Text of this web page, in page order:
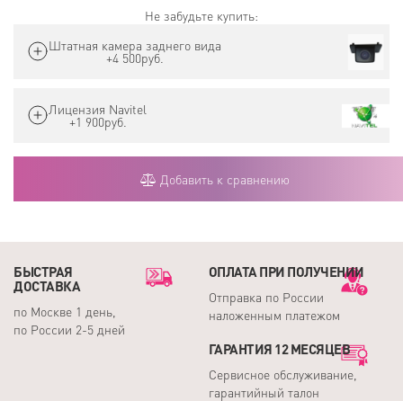
Не забудьте купить:
Штатная камера заднего вида
+4 500руб.
Лицензия Navitel
+1 900руб.
Добавить к сравнению
БЫСТРАЯ
ДОСТАВКА
по Москве 1 день,
по России 2-5 дней
ОПЛАТА ПРИ ПОЛУЧЕНИИ
Отправка по России
наложенным платежом
ГАРАНТИЯ 12 МЕСЯЦЕВ
Сервисное обслуживание,
гарантийный талон